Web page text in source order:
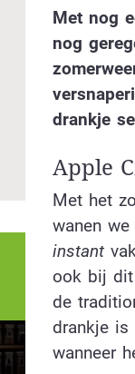
Met nog
nog
drankje
Apple
Met het
wanen
instant
ook bij dit
de
drankje
wanneer